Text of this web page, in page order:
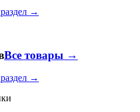
→
Все товары →
→